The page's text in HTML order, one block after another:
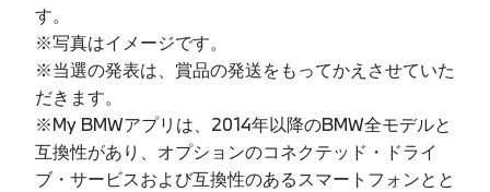
す。
※写真はイメージです。
※当選の発表は、賞品の発送をもってかえさせていた
だきます。
※My BMWアプリは、2014年以降のBMW全モデルと
互換性があり、オプションのコネクテッド・ドライ
ブ・サービスおよび互換性のあるスマートフォンとと